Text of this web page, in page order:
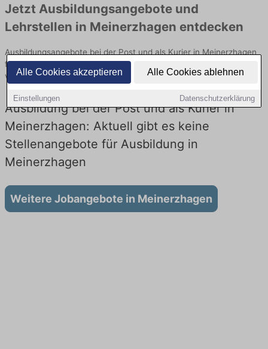
Alle Cookies akzeptieren Alle Cookies ablehnen
Einstellungen Datenschutzerklärung
Jetzt Ausbildungsangebote und
Lehrstellen in Meinerzhagen entdecken
Ausbildungsangebote bei der Post und als Kurier in Meinerzhagen
finden Sie von namhaften Firmen. Entdecken Sie freie Optionen
von Top-Arbeitgebern und bewerben Sie sich noch heute.
Ausbildung bei der Post und als Kurier in
Meinerzhagen: Aktuell gibt es keine
Stellenangebote für Ausbildung in
Meinerzhagen
Weitere Jobangebote in Meinerzhagen